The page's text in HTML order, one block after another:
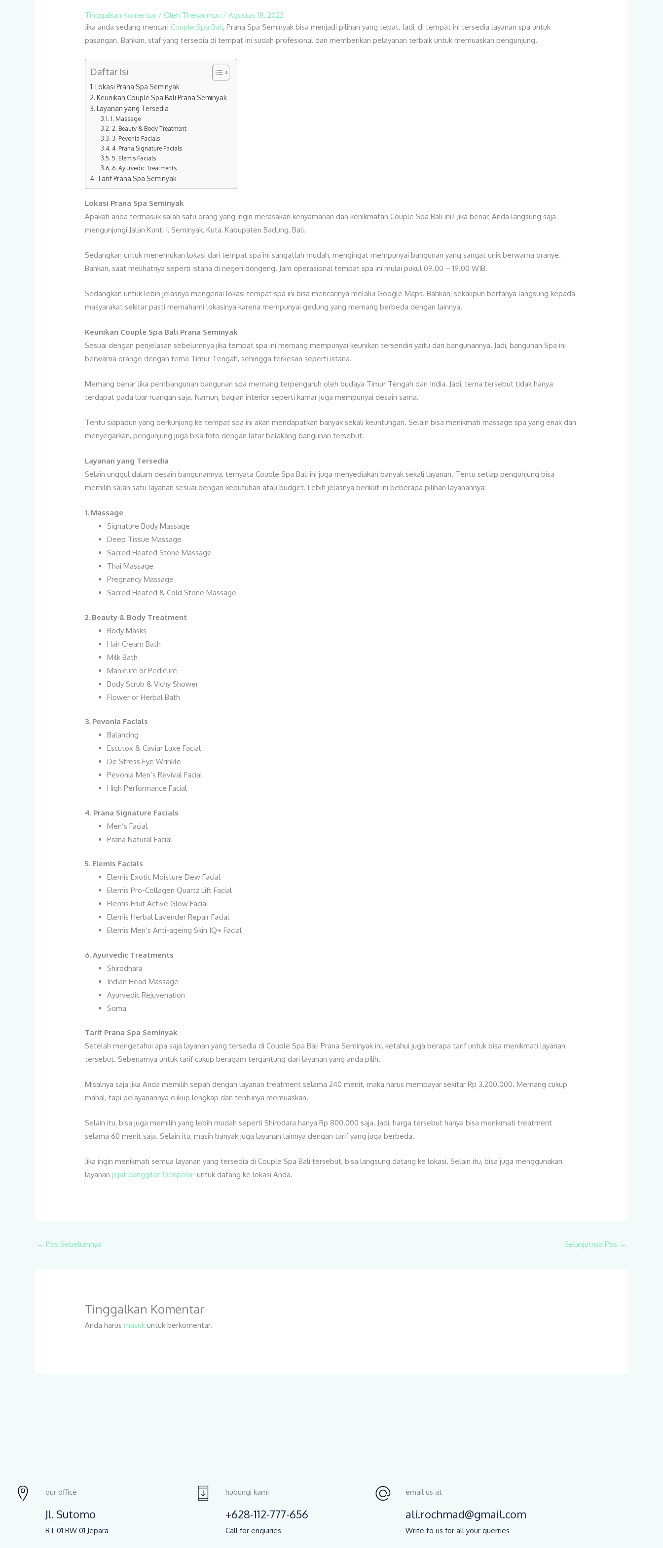
Tinggalkan Komentar / Oleh Thekarimun /Agustus 18, 2022
Jika anda sedang mencariCouple Spa Bali, Prana Spa Seminyak bisa menjadi pilihan yang tepat. Jadi, di tempat ini tersedia layanan spa untuk
pasangan. Bahkan, staf yang tersedia di tempat ini sudah profesional dan memberikan pelayanan terbaik untuk memuaskan pengunjung.
Daftar Isi
Lokasi Prana Spa Seminyak
Keunikan Couple Spa Bali Prana Seminyak
Layanan yang Tersedia
1. Massage
2. Beauty & Body Treatment
3. Pevonia Facials
4. Prana Signature Facials
5. Elemis Facials
6. Ayurvedic Treatments
Tarif Prana Spa Seminyak
Lokasi Prana Spa Seminyak
Apakah anda termasuk salah satu orang yang ingin merasakan kenyamanan dan kenikmatan Couple Spa Bali ini? Jika benar, Anda langsung saja
mengunjungi Jalan Kunti I, Seminyak, Kuta, Kabupaten Badung, Bali.
Sedangkan untuk menemukan lokasi dari tempat spa ini sangatlah mudah, mengingat mempunyai bangunan yang sangat unik berwarna oranye.
Bahkan, saat melihatnya seperti istana di negeri dongeng. Jam operasional tempat spa ini mulai pukul 09.00 – 19.00 WIB.
Sedangkan untuk lebih jelasnya mengenai lokasi tempat spa ini bisa mencarinya melalui Google Maps. Bahkan, sekalipun bertanya langsung kepada
masyarakat sekitar pasti memahami lokasinya karena mempunyai gedung yang memang berbeda dengan lainnya.
Keunikan Couple Spa Bali Prana Seminyak
Sesuai dengan penjelasan sebelumnya jika tempat spa ini memang mempunyai keunikan tersendiri yaitu dari bangunannya. Jadi, bangunan Spa ini
berwarna orange dengan tema Timur Tengah, sehingga terkesan seperti istana.
Memang benar Jika pembangunan bangunan spa memang terpengaruh oleh budaya Timur Tengah dan India. Jadi, tema tersebut tidak hanya
terdapat pada luar ruangan saja. Namun, bagian interior seperti kamar juga mempunyai desain sama.
Tentu siapapun yang berkunjung ke tempat spa ini akan mendapatkan banyak sekali keuntungan. Selain bisa menikmati massage spa yang enak dan
menyegarkan, pengunjung juga bisa foto dengan latar belakang bangunan tersebut.
Layanan yang Tersedia
Selain unggul dalam desain bangunannya, ternyata Couple Spa Bali ini juga menyediakan banyak sekali layanan. Tentu setiap pengunjung bisa
memilih salah satu layanan sesuai dengan kebutuhan atau budget. Lebih jelasnya berikut ini beberapa pilihan layanannya:
1. Massage
Signature Body Massage
Deep Tissue Massage
Sacred Heated Stone Massage
Thai Massage
Pregnancy Massage
Sacred Heated & Cold Stone Massage
2. Beauty & Body Treatment
Body Masks
Hair Cream Bath
Milk Bath
Manicure or Pedicure
Body Scrub & Vichy Shower
Flower or Herbal Bath
3. Pevonia Facials
Balancing
Escutox & Caviar Luxe Facial
De Stress Eye Wrinkle
Pevonia Men’s Revival Facial
High Performance Facial
4. Prana Signature Facials
Men’s Facial
Prana Natural Facial
5. Elemis Facials
Elemis Exotic Moisture Dew Facial
Elemis Pro-Collagen Quartz Lift Facial
Elemis Fruit Active Glow Facial
Elemis Herbal Lavender Repair Facial
Elemis Men’s Anti-ageing Skin IQ+ Facial
6.Ayurvedic Treatments
Shirodhara
Indian Head Massage
Ayurvedic Rejuvenation
Soma
Tarif Prana Spa Seminyak
Setelah mengetahui apa saja layanan yang tersedia di Couple Spa Bali Prana Seminyak ini, ketahui juga berapa tarif untuk bisa menikmati layanan
tersebut. Sebenarnya untuk tarif cukup beragam tergantung dari layanan yang anda pilih.
Misalnya saja jika Anda memilih sepah dengan layanan treatment selama 240 menit, maka harus membayar sekitar Rp 3.200.000. Memang cukup
mahal, tapi pelayanannya cukup lengkap dan tentunya memuaskan.
Selain itu, bisa juga memilih yang lebih mudah seperti Shirodara hanya Rp 800.000 saja. Jadi, harga tersebut hanya bisa menikmati treatment
selama 60 menit saja. Selain itu, masih banyak juga layanan lainnya dengan tarif yang juga berbeda.
Jika ingin menikmati semua layanan yang tersedia di Couple Spa Bali tersebut, bisa langsung datang ke lokasi. Selain itu, bisa juga menggunakan
layananpijat panggilan Denpasar untuk datang ke lokasi Anda.
← Pos Sebelumnya Selanjutnya Pos →
Tinggalkan Komentar
Anda harusmasuk untuk berkomentar.
our office
Jl. Sutomo
RT 01 RW 01 Jepara
hubungi kami
+628-112-777-656
Call for enquiries
email us at
ali.rochmad@gmail.com
Write to us for all your querries